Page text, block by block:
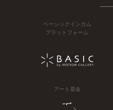
ベーシックインカム
プラットフォーム
アート基金